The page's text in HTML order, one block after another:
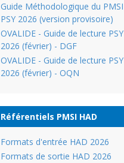
Guide Méthodologique du PMSI
PSY 2026 (version provisoire)
OVALIDE - Guide de lecture PSY
2026 (février) - DGF
OVALIDE - Guide de lecture PSY
2026 (février) - OQN
Référentiels PMSI HAD
Formats d'entrée HAD 2026
Formats de sortie HAD 2026